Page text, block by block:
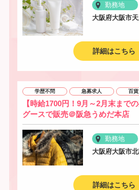
勤務地
大阪府大阪市
詳細はこちら
学歴不問 急募求人 百
【時給1700円！9月～2月末まで
グースで販売＠阪急うめだ本店
勤務地
大阪府大阪市
詳細はこちら